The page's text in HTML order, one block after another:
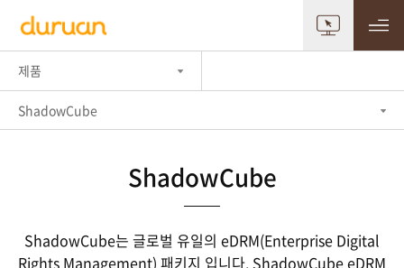
제품
ShadowCube
ShadowCube
ShadowCube는 글로벌 유일의 eDRM(Enterprise Digital
Rights Management) 패키지 입니다. ShadowCube eDRM